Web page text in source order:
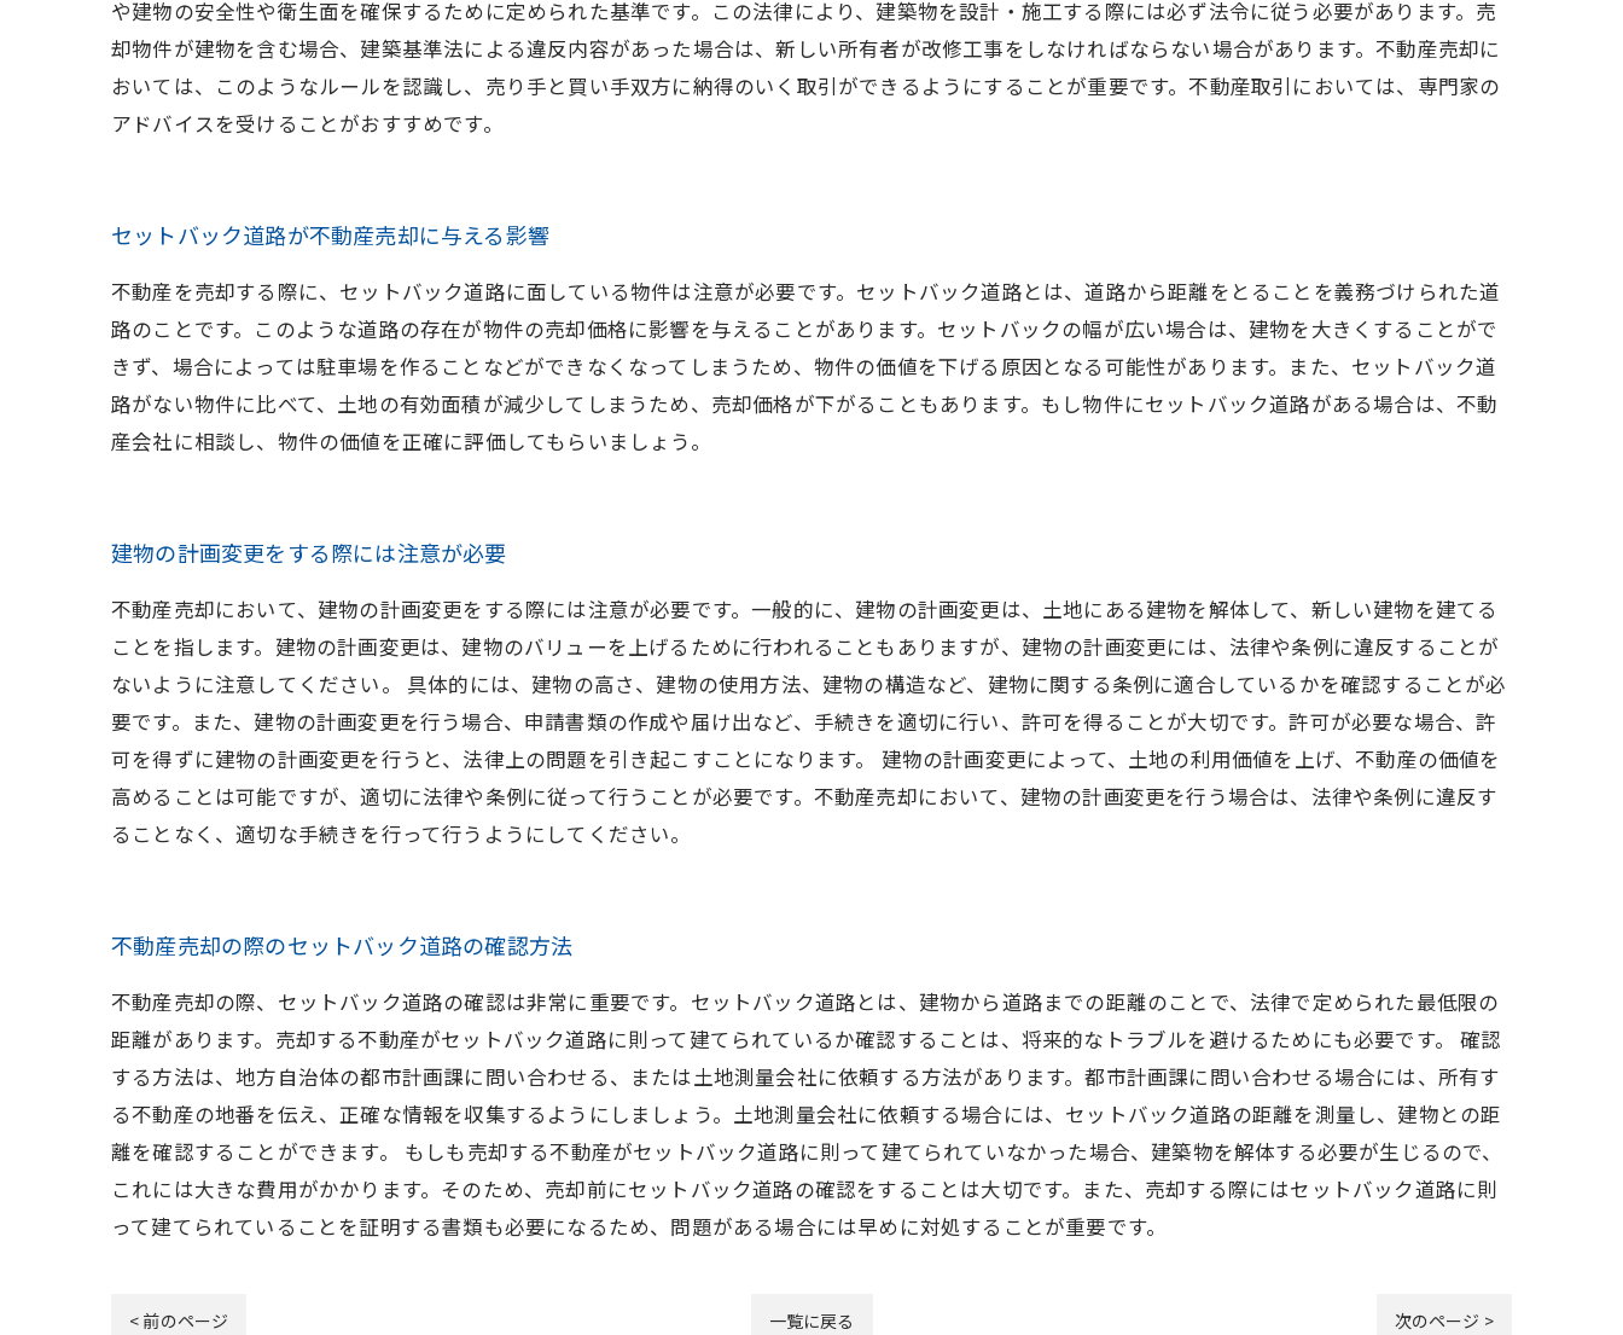
や建物の安全性や衛生面を確保するために定められた基準です。この法律により、建築物を設計・施工する際には必ず法令に従う必要があります。売
却物件が建物を含む場合、建築基準法による違反内容があった場合は、新しい所有者が改修工事をしなければならない場合があります。不動産売却に
おいては、このようなルールを認識し、売り手と買い手双方に納得のいく取引ができるようにすることが重要です。不動産取引においては、専門家の
アドバイスを受けることがおすすめです。
セットバック道路が不動産売却に与える影響
不動産を売却する際に、セットバック道路に面している物件は注意が必要です。セットバック道路とは、道路から距離をとることを義務づけられた道
路のことです。このような道路の存在が物件の売却価格に影響を与えることがあります。セットバックの幅が広い場合は、建物を大きくすることがで
きず、場合によっては駐車場を作ることなどができなくなってしまうため、物件の価値を下げる原因となる可能性があります。また、セットバック道
路がない物件に比べて、土地の有効面積が減少してしまうため、売却価格が下がることもあります。もし物件にセットバック道路がある場合は、不動
産会社に相談し、物件の価値を正確に評価してもらいましょう。
建物の計画変更をする際には注意が必要
不動産売却において、建物の計画変更をする際には注意が必要です。一般的に、建物の計画変更は、土地にある建物を解体して、新しい建物を建てる
ことを指します。建物の計画変更は、建物のバリューを上げるために行われることもありますが、建物の計画変更には、法律や条例に違反することが
ないように注意してください。 具体的には、建物の高さ、建物の使用方法、建物の構造など、建物に関する条例に適合しているかを確認することが必
要です。また、建物の計画変更を行う場合、申請書類の作成や届け出など、手続きを適切に行い、許可を得ることが大切です。許可が必要な場合、許
可を得ずに建物の計画変更を行うと、法律上の問題を引き起こすことになります。 建物の計画変更によって、土地の利用価値を上げ、不動産の価値を
高めることは可能ですが、適切に法律や条例に従って行うことが必要です。不動産売却において、建物の計画変更を行う場合は、法律や条例に違反す
ることなく、適切な手続きを行って行うようにしてください。
不動産売却の際のセットバック道路の確認方法
不動産売却の際、セットバック道路の確認は非常に重要です。セットバック道路とは、建物から道路までの距離のことで、法律で定められた最低限の
距離があります。売却する不動産がセットバック道路に則って建てられているか確認することは、将来的なトラブルを避けるためにも必要です。 確認
する方法は、地方自治体の都市計画課に問い合わせる、または土地測量会社に依頼する方法があります。都市計画課に問い合わせる場合には、所有す
る不動産の地番を伝え、正確な情報を収集するようにしましょう。土地測量会社に依頼する場合には、セットバック道路の距離を測量し、建物との距
離を確認することができます。 もしも売却する不動産がセットバック道路に則って建てられていなかった場合、建築物を解体する必要が生じるので、
これには大きな費用がかかります。そのため、売却前にセットバック道路の確認をすることは大切です。また、売却する際にはセットバック道路に則
って建てられていることを証明する書類も必要になるため、問題がある場合には早めに対処することが重要です。
< 前のページ 一覧に戻る 次のページ >